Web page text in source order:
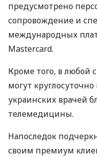
предусмотрено
сопровождение и
международных
Mastercard.
Кроме того, в любой
могут
украинских врачей
телемедицины.
Напоследок
своим премиум